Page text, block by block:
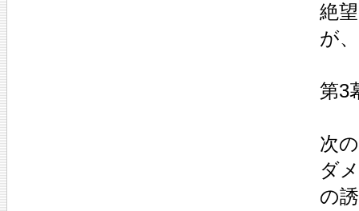
絶
が
第3
次
ダ
の